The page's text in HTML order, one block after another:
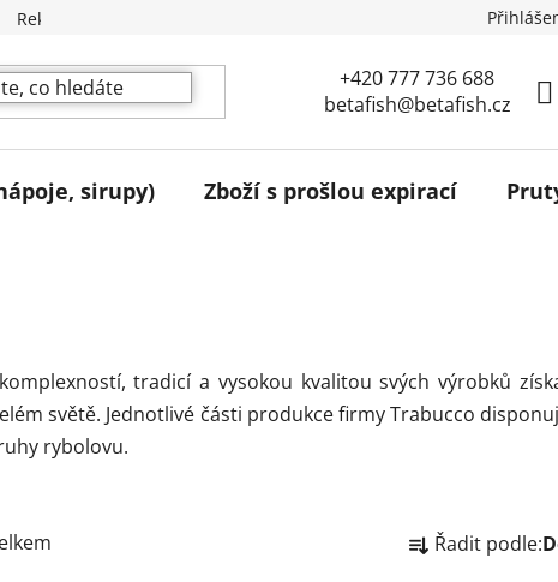
Reklamační podmínky
+420 777 736 688
betafish@betafish.cz
sirupy) Zboží s prošlou expirací
tradicí a vysokou kvalitou svých výrobků
světě. Jednotlivé části produkce firmy Trabucco
rybolovu.
a Řadit podle: